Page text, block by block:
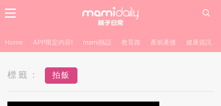
Home APP限定內容! mami熱話 教育路 產前產後 健康資訊
標籤： 拍飯